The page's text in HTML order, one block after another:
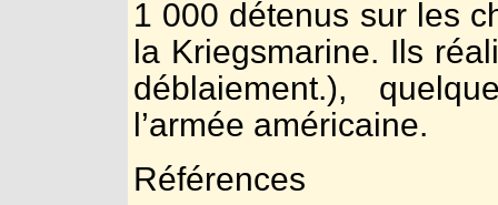
1 000 détenus sur les
la Kriegsmarine. Ils
déblaiement.),
l’armée américaine.
Références